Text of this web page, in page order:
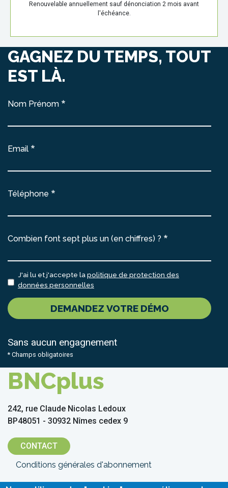
Renouvelable annuellement sauf dénonciation 2 mois avant
l'échéance.
GAGNEZ DU TEMPS, TOUT
EST LÀ.
Nom Prénom
Email
Téléphone
Combien font sept plus un (en chiffres) ?
J'ai lu et j'accepte la politique de protection des
données personnelles
DEMANDEZ VOTRE DÉMO
Sans aucun engagnement
* Champs obligatoires
BNCplus
242, rue Claude Nicolas Ledoux
BP48051 - 30932 Nîmes cedex 9
CONTACT
Menu
Pied
Conditions générales d'abonnement
Conditions générales d'utilisation Grille tarifaire